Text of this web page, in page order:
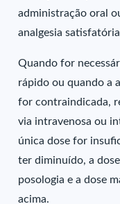
administração oral
analgesia
Quando for
rápido ou quando a
for contraindicada,
via intravenosa ou
única dose for
ter diminuído, a
posologia e a dose
acima.